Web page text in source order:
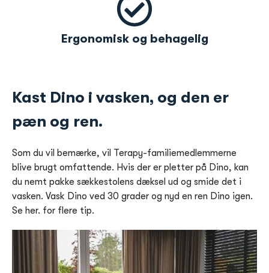
Ergonomisk og behagelig
Kast Dino i vasken, og den er
pæn og ren.
Som du vil bemærke, vil Terapy-familiemedlemmerne
blive brugt omfattende. Hvis der er pletter på Dino, kan
du nemt pakke sækkestolens dæksel ud og smide det i
vasken. Vask Dino ved 30 grader og nyd en ren Dino igen.
Se her. for flere tip.